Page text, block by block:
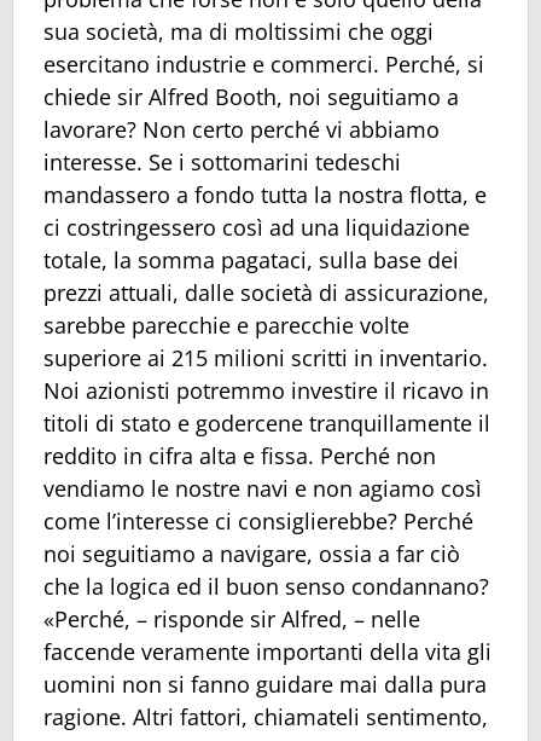
sua società, ma di moltissimi che oggi
esercitano industrie e commerci. Perché, si
chiede sir Alfred Booth, noi seguitiamo a
lavorare? Non certo perché vi abbiamo
interesse. Se i sottomarini tedeschi
mandassero a fondo tutta la nostra flotta, e
ci costringessero così ad una liquidazione
totale, la somma pagataci, sulla base dei
prezzi attuali, dalle società di assicurazione,
sarebbe parecchie e parecchie volte
superiore ai 215 milioni scritti in inventario.
Noi azionisti potremmo investire il ricavo in
titoli di stato e godercene tranquillamente il
reddito in cifra alta e fissa. Perché non
vendiamo le nostre navi e non agiamo così
come l’interesse ci consiglierebbe? Perché
noi seguitiamo a navigare, ossia a far ciò
che la logica ed il buon senso condannano?
«Perché, – risponde sir Alfred, – nelle
faccende veramente importanti della vita gli
uomini non si fanno guidare mai dalla pura
ragione. Altri fattori, chiamateli sentimento,